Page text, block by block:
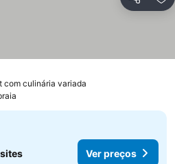
Partilhar
com culinária variada
Ver preços